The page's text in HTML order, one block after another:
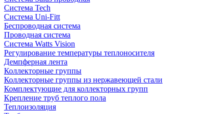
Система Tech
Система Uni-Fitt
Беспроводная система
Проводная система
Система Watts Vision
Регулирование температуры теплоносителя
Демпферная лента
Коллекторные группы
Коллекторные группы из нержавеющей стали
Комплектующие для коллекторных групп
Крепление труб теплого пола
Теплоизоляция